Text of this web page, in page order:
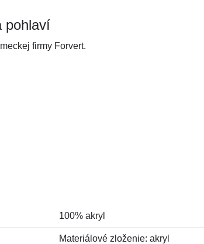
pohlaví
firmy Forvert.
100% akryl
Materiálové zloženie: akryl